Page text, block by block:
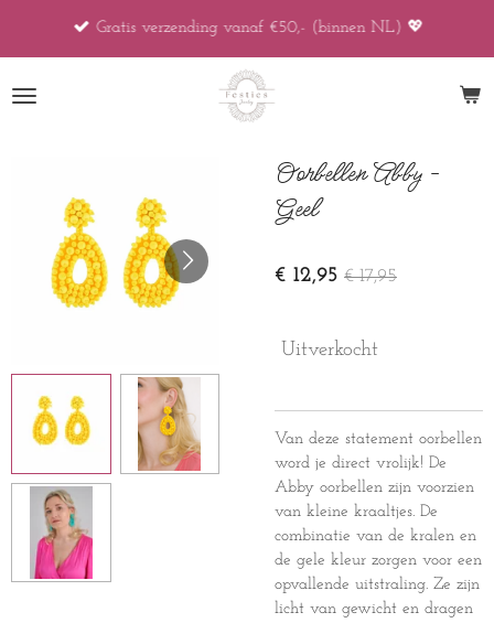
de
Gratis verzending vanaf €50,- (binnen NL) 💖
Oorbellen Abby -
Geel
€ 12,95 € 17,95
Uitverkocht
Van deze statement oorbellen
word je direct vrolijk! De
Abby oorbellen zijn voorzien
van kleine kraaltjes. De
combinatie van de kralen en
de gele kleur zorgen voor een
opvallende uitstraling. Ze zijn
licht van gewicht en dragen